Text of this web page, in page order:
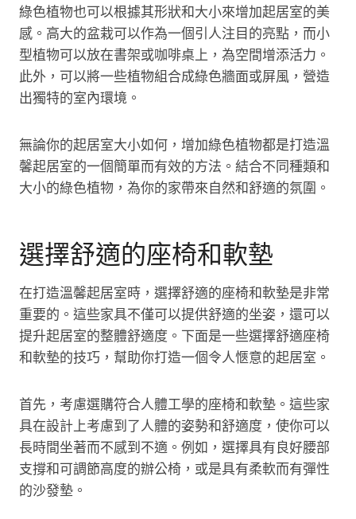
綠色植物也可以根據其形狀和大小來增加起居室的美
感。高大的盆栽可以作為一個引人注目的亮點，而小
型植物可以放在書架或咖啡桌上，為空間增添活力。
此外，可以將一些植物組合成綠色牆面或屏風，營造
出獨特的室內環境。
無論你的起居室大小如何，增加綠色植物都是打造溫
馨起居室的一個簡單而有效的方法。結合不同種類和
大小的綠色植物，為你的家帶來自然和舒適的氛圍。
選擇舒適的座椅和軟墊
在打造溫馨起居室時，選擇舒適的座椅和軟墊是非常
重要的。這些家具不僅可以提供舒適的坐姿，還可以
提升起居室的整體舒適度。下面是一些選擇舒適座椅
和軟墊的技巧，幫助你打造一個令人愜意的起居室。
首先，考慮選購符合人體工學的座椅和軟墊。這些家
具在設計上考慮到了人體的姿勢和舒適度，使你可以
長時間坐著而不感到不適。例如，選擇具有良好腰部
支撐和可調節高度的辦公椅，或是具有柔軟而有彈性
的沙發墊。